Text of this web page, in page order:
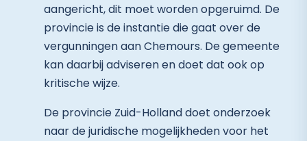
aangericht, dit moet worden opgeruimd. De
provincie is de instantie die gaat over de
vergunningen aan Chemours. De gemeente
kan daarbij adviseren en doet dat ook op
kritische wijze.
De provincie Zuid-Holland doet onderzoek
naar de juridische mogelijkheden voor het